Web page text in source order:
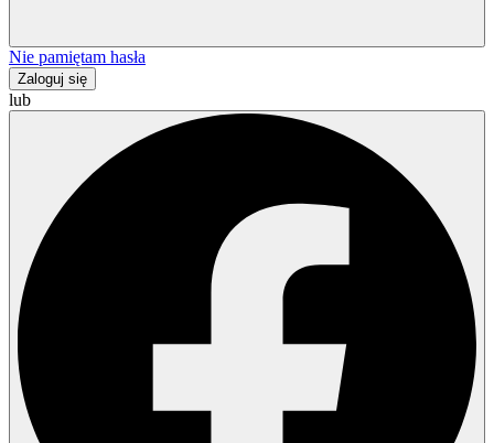
Nie pamiętam hasła
Zaloguj się
lub